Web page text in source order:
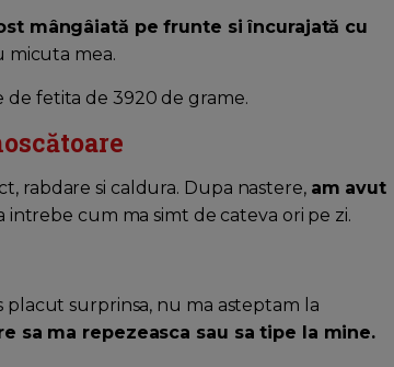
mângâiată pe frunte si încurajată cu
mea.
de fetita de 3920 de grame.
rabdare si caldura. Dupa nastere, am avut
intrebe cum ma simt de cateva ori pe zi.
placut surprinsa, nu ma asteptam la
sa ma repezeasca sau sa tipe la mine.